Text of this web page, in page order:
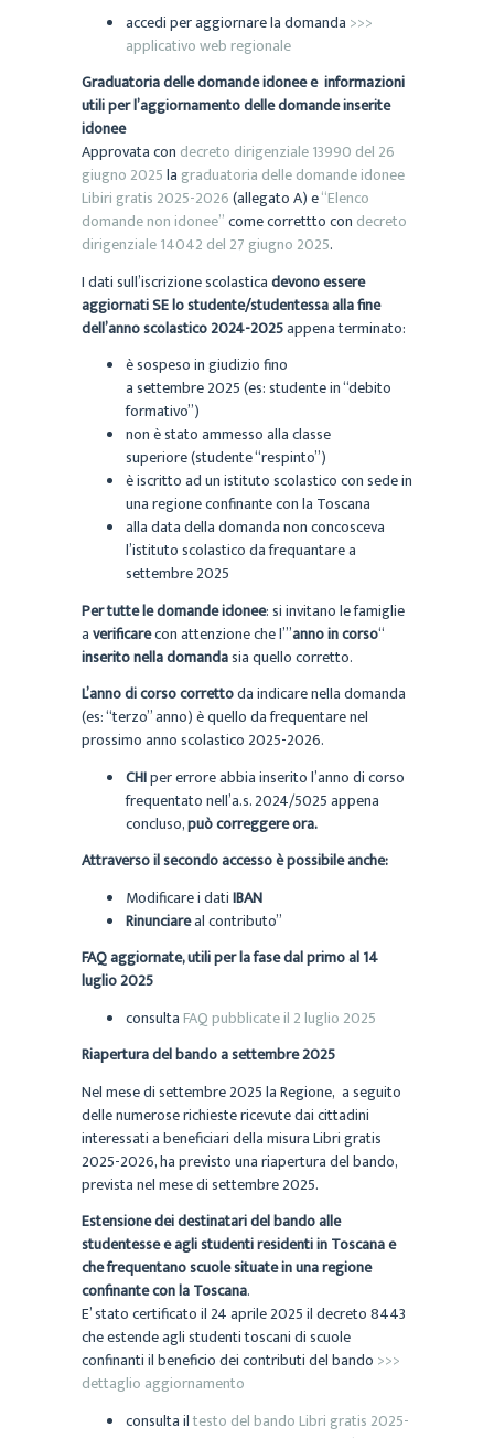
accedi per aggiornare la domanda >>>
applicativo web regionale
Graduatoria delle domande idonee e informazioni
utili per l’aggiornamento delle domande inserite
idonee
Approvata con decreto dirigenziale 13990 del 26
giugno 2025la graduatoria delle domande idonee
Libiri gratis 2025-2026(allegato A) e“Elenco
domande non idonee”come correttto con decreto
dirigenziale 14042 del 27 giugno 2025.
I dati sull’iscrizione scolasticadevonoessere
aggiornati SE lo studente/studentessa alla fine
dell’anno scolastico 2024-2025appena terminato:
è sospeso in giudizio fino
a settembre 2025 (es: studente in “debito
formativo”)
non è stato ammesso alla classe
superiore (studente “respinto”)
è iscritto ad un istituto scolastico con sede in
una regione confinante con la Toscana
alla data della domanda non concosceva
l’istituto scolastico da frequantare a
settembre 2025
Per tutte le domande idonee: si invitano le famiglie
averificarecon attenzione che l’”anno in corso“
inserito nella domandasia quello corretto.
L’anno di corso correttoda indicare nella domanda
(es: “terzo” anno) è quello da frequentare nel
prossimo anno scolastico 2025-2026.
CHIper errore abbia inserito l’anno di corso
frequentato nell’a.s. 2024/5025 appena
concluso,può correggere ora.
Attraverso il secondo accesso è possibile anche:
Modificare i datiIBAN
Rinunciareal contributo”
FAQ aggiornate, utili per la fase dal primo al 14
luglio 2025
consultaFAQ pubblicate il 2 luglio 2025
Riapertura del bando a settembre 2025
Nel mese di settembre 2025 la Regione, a seguito
delle numerose richieste ricevute dai cittadini
interessati a beneficiari della misura Libri gratis
2025-2026, ha previsto una riapertura del bando,
prevista nel mese di settembre 2025.
Estensione dei destinatari del bando alle
studentesse e agli studenti residenti in Toscana e
che frequentano scuole situate in una regione
confinante con la Toscana.
E’ stato certificato il 24 aprile 2025 il decreto 8443
che estende agli studenti toscani di scuole
confinanti il beneficio dei contributi del bando >>>
dettaglio aggiornamento
consulta iltesto del bando Libri gratis 2025-